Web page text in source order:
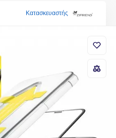
Κατασκευαστής